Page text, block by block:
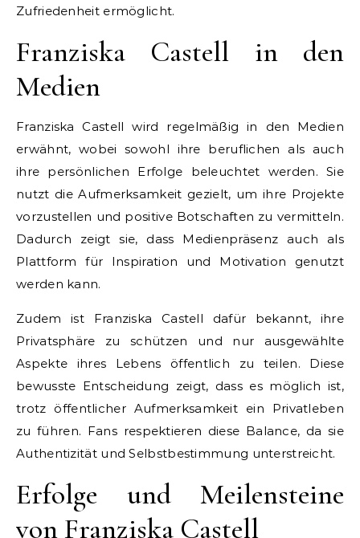
Zufriedenheit ermöglicht.
Franziska Castell in den
Medien
Franziska Castell wird regelmäßig in den Medien
erwähnt, wobei sowohl ihre beruflichen als auch
ihre persönlichen Erfolge beleuchtet werden. Sie
nutzt die Aufmerksamkeit gezielt, um ihre Projekte
vorzustellen und positive Botschaften zu vermitteln.
Dadurch zeigt sie, dass Medienpräsenz auch als
Plattform für Inspiration und Motivation genutzt
werden kann.
Zudem ist Franziska Castell dafür bekannt, ihre
Privatsphäre zu schützen und nur ausgewählte
Aspekte ihres Lebens öffentlich zu teilen. Diese
bewusste Entscheidung zeigt, dass es möglich ist,
trotz öffentlicher Aufmerksamkeit ein Privatleben
zu führen. Fans respektieren diese Balance, da sie
Authentizität und Selbstbestimmung unterstreicht.
Erfolge und Meilensteine
von Franziska Castell